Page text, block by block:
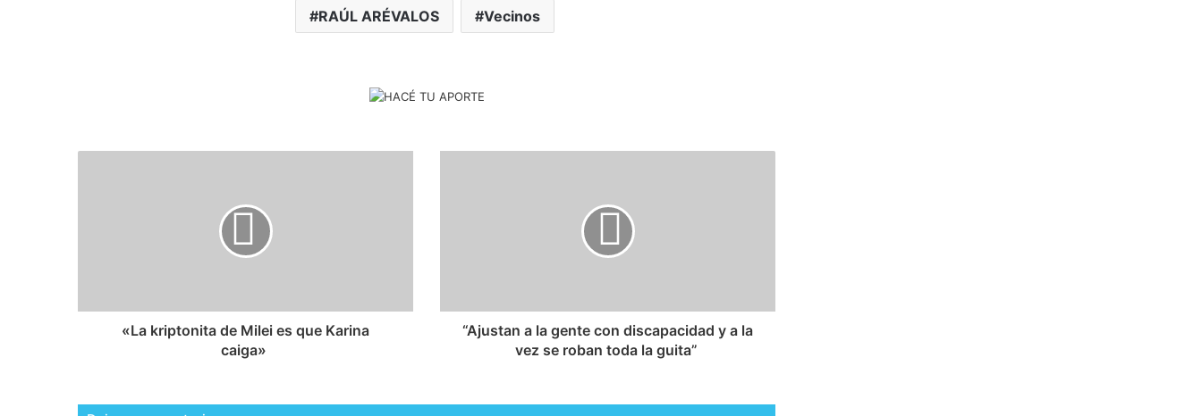
RAÚL ARÉVALOS Vecinos
​«La kriptonita de Milei es que Karina
caiga»
​“Ajustan a la gente con discapacidad y a la
vez se roban toda la guita”